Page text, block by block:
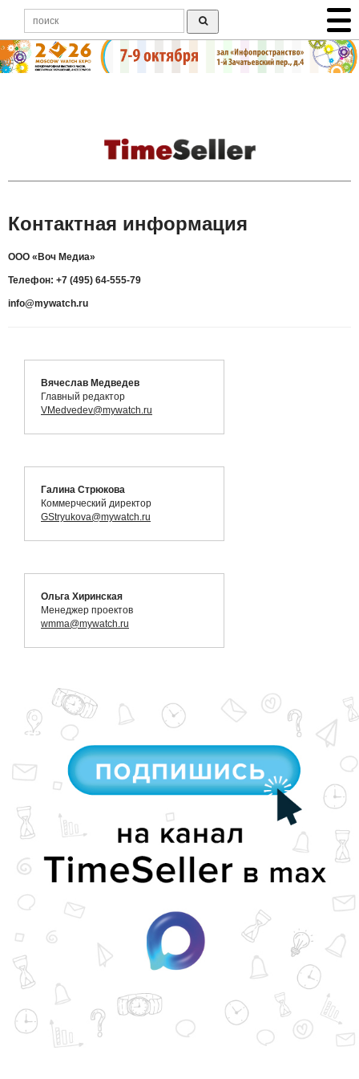
Контактная информация
ООО «Воч Медиа»
Телефон: +7 (495) 64-555-79
info@mywatch.ru
Вячеслав Медведев
Главный редактор
VMedvedev@mywatch.ru
Галина Стрюкова
Коммерческий директор
GStryukova@mywatch.ru
Ольга Хиринская
Менеджер проектов
wmma@mywatch.ru